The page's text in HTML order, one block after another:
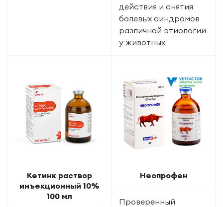
действия и снятия
болевых синдромов
различной этиологии
у животных
Кетинк раствор
инъекционный 10%
100 мл
Неопрофен
Проверенный